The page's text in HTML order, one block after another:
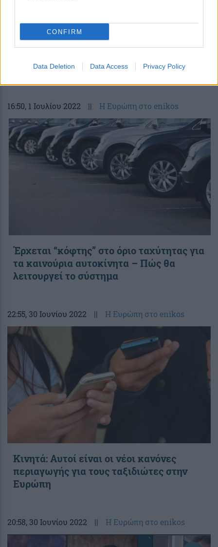
CONFIRM
Data Deletion Data Access Privacy Policy
στο δημόσιο έναντι του ιδιωτικού τομέα
16:50, 1 Ιουλίου 2022 || Η Ευρώπη στο enikos
Έρχεται “κόφτης” στο όριο ταχύτητας για
τα καινούρια αυτοκίνητα – Πώς θα
λειτουργεί το σύστημα
22:55, 30 Ιουνίου 2022 || Η Ευρώπη στο enikos
Κινητά: Αυτοί είναι οι νέοι κανόνες
περιαγωγής για τους ταξιδιώτες στην
Ευρώπη
20:58, 30 Ιουνίου 2022 || Η Ευρώπη στο enikos